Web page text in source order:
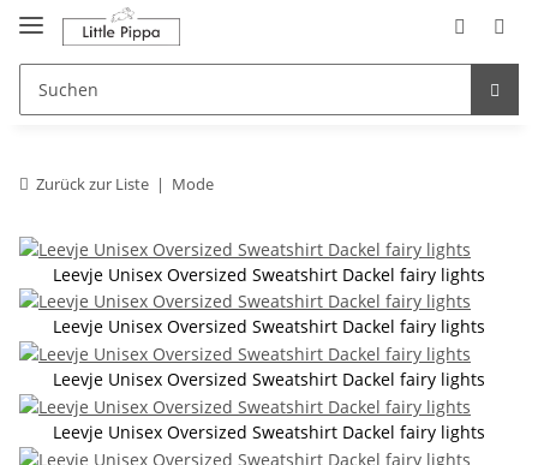
Zum Hauptinhalt springen
springen
Zurück zur Liste Mode
Leevje Unisex Oversized Sweatshirt Dackel fairy lights
Leevje Unisex Oversized Sweatshirt Dackel fairy lights
Leevje Unisex Oversized Sweatshirt Dackel fairy lights
Leevje Unisex Oversized Sweatshirt Dackel fairy lights